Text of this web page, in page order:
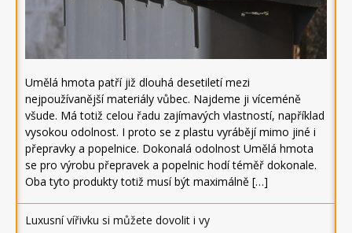
Umělá hmota patří již dlouhá desetiletí mezi
nejpoužívanější materiály vůbec. Najdeme ji víceméně
všude. Má totiž celou řadu zajímavých vlastností, například
vysokou odolnost. I proto se z plastu vyrábějí mimo jiné i
přepravky a popelnice. Dokonalá odolnost Umělá hmota
se pro výrobu přepravek a popelnic hodí téměř dokonale.
Oba tyto produkty totiž musí být maximálně […]
Luxusní vířivku si můžete dovolit i vy